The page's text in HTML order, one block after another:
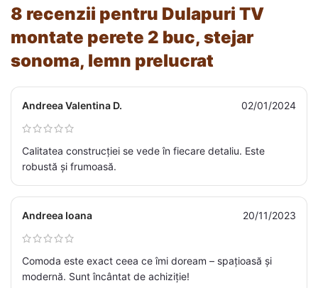
8 recenzii pentru Dulapuri TV
montate perete 2 buc, stejar
sonoma, lemn prelucrat
Andreea Valentina D. 02/01/2024
Calitatea construcției se vede în fiecare detaliu. Este
robustă și frumoasă.
Andreea Ioana 20/11/2023
Comoda este exact ceea ce îmi doream – spațioasă și
modernă. Sunt încântat de achiziție!